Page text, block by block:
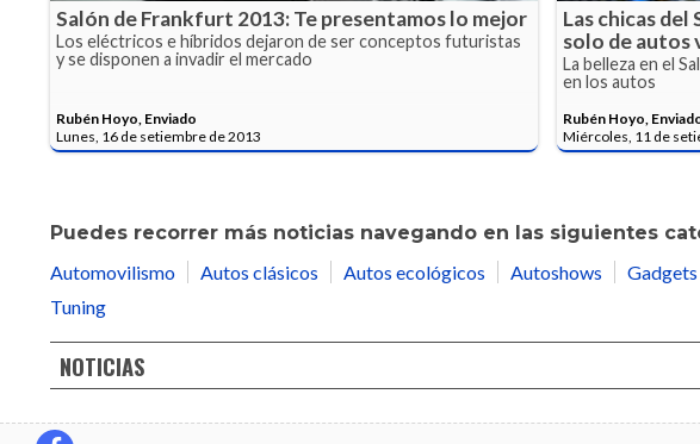
Salón de Frankfurt 2013: Te presentamos lo mejor
Los eléctricos e híbridos dejaron de ser conceptos futuristas
y se disponen a invadir el mercado
Rubén Hoyo, Enviado
Lunes, 16 de setiembre de 2013
Las chicas
solo de autos
La belleza en el
en los autos
Rubén Hoyo,
Miércoles, 11 de
Puedes recorrer más noticias navegando en las siguientes
Automovilismo
Autos clásicos Autos ecológicos Autoshows Gadgets
Tuning
NOTICIAS